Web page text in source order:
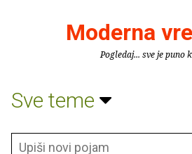
Moderna
Pogledaj... sve je puno
Sve teme